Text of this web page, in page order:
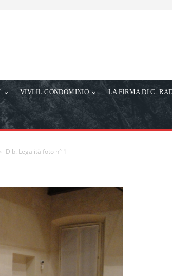
VIVI IL CONDOMINIO LA FIRMA DI C.
Dib. Legalità foto n° 1